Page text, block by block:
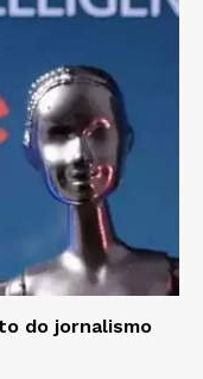
do jornalismo